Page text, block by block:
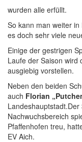
wurden alle erfüllt.
So kann man weiter
es doch sehr viele
Einige der gestrigen
Laufe der Saison wird
ausgiebig vorstellen.
Neben den beiden
auch Florian
Nachwuchsbereich
Pfaffenhofen treu,
EV Aich.